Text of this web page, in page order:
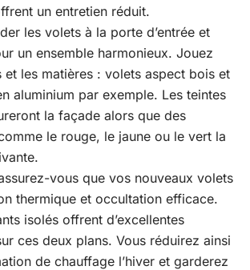
un entretien réduit.
les volets à la porte d’entrée et
un ensemble harmonieux. Jouez
et les matières : volets aspect bois et
aluminium par exemple. Les teintes
la façade alors que des
le rouge, le jaune ou le vert la
vous que vos nouveaux volets
thermique et occultation efficace.
isolés offrent d’excellentes
ces deux plans. Vous réduirez ainsi
de chauffage l’hiver et garderez